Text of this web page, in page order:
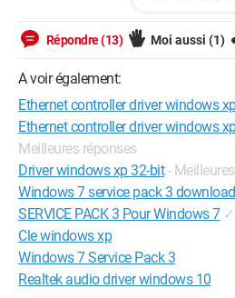
J'ai donc appliqué la procédure
19 mars 2017, à savoir :
"Télécharge et installe --> 7Zip
Télécharge ce pilote --> Ethernet
et met-le dans tes documents.
Fais clic droit sur --> win_xp_2k3_32-
Choisis --> 7Zip
Choisis --> extraire vers
Va dans le gestionnaire de
Fais clic droit sur le contrôleur
Mettre à jour le pilote
Répondre (13) Moi aussi (1)
A voir également:
Ethernet controller driver windows
Ethernet controller driver windows
Meilleures réponses
Driver windows xp 32-bit -
Windows 7 service pack 3
SERVICE PACK 3 Pour Windows 7 ✓
Cle windows xp
Windows 7 Service Pack 3
Realtek audio driver windows 10